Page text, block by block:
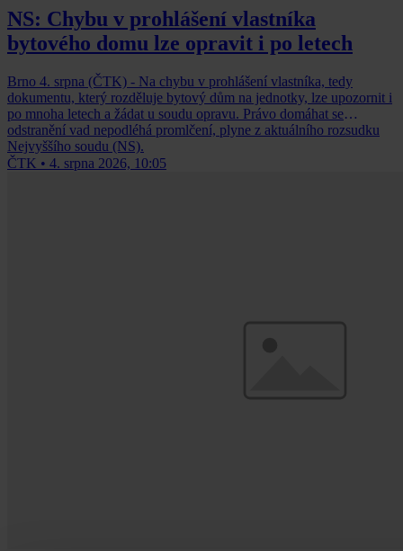
NS: Chybu v prohlášení vlastníka
bytového domu lze opravit i po letech
Brno 4. srpna (ČTK) - Na chybu v prohlášení vlastníka, tedy
dokumentu, který rozděluje bytový dům na jednotky, lze upozornit i
po mnoha letech a žádat u soudu opravu. Právo domáhat se
odstranění vad nepodléhá promlčení, plyne z aktuálního rozsudku
Nejvyššího soudu (NS).
ČTK • 4. srpna 2026, 10:05